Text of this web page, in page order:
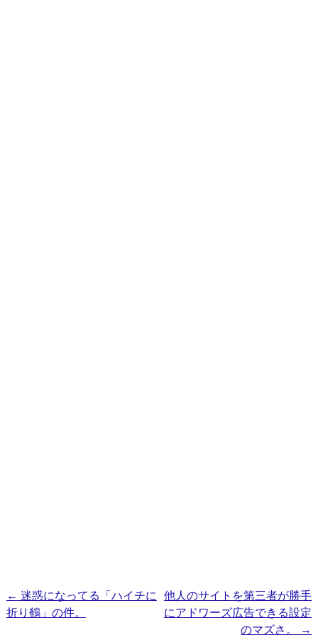
投
稿
← 迷惑になってる「ハイチに
折り鶴」の件。
他人のサイトを第三者が勝手
にアドワーズ広告できる設定
のマズさ。
→